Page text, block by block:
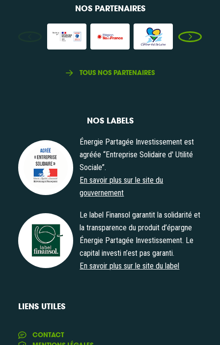
NOS PARTENAIRES
TOUS NOS PARTENAIRES
NOS LABELS
Agrément "Entreprise Solidaire d' Utilité Sociale"
Énergie Partagée Investissement est
agréée “Entreprise Solidaire d' Utilité
Sociale”.
En savoir plus sur le site du
gouvernement
Label Finansol
Le label Finansol garantit la solidarité et
la transparence du produit d’épargne
Énergie Partagée Investissement. Le
capital investi n’est pas garanti.
En savoir plus sur le site du label
LIENS UTILES
CONTACT